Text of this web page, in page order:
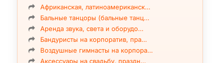
Африканская, латиноамериканск…
Бальные танцоры (бальные танц…
Аренда звука, света и оборудо…
Бандуристы на корпоратив, пра…
Воздушные гимнасты на корпора…
Аксессуары на свадьбу, праздн…